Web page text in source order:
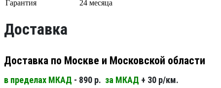
Гарантия 24 месяца
Доставка
Доставка по Москве и Московской области
в пределах МКАД - 890 р. за МКАД + 30 р/км.